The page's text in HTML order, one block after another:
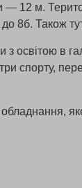
— 12 м.
8б. Також
освітою в
спорту,